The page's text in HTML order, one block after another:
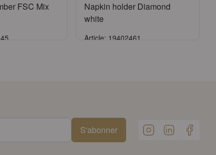
FSC Mix
Napkin holder Diamond
white
Article: 19402461
S'abonner